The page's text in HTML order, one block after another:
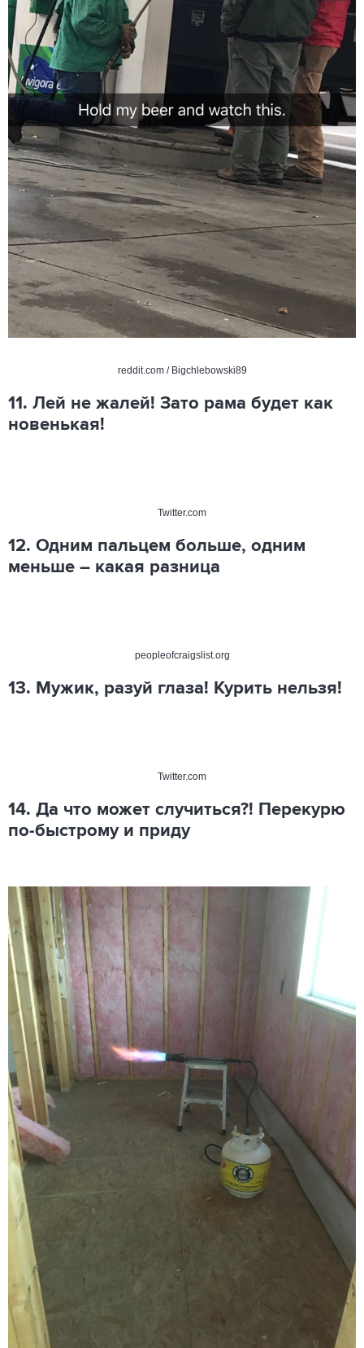
reddit.com / Bigchlebowski89
11. Лей не жалей! Зато рама будет как
новенькая!
Twitter.com
12. Одним пальцем больше, одним
меньше – какая разница
peopleofcraigslist.org
13. Мужик, разуй глаза! Курить нельзя!
Twitter.com
14. Да что может случиться?! Перекурю
по-быстрому и приду